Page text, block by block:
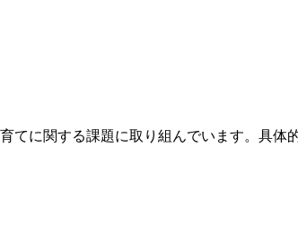
に関する課題に取り組んでいます。具体